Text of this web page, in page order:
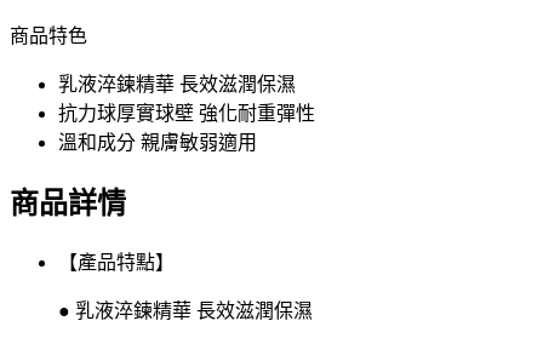
商品特色
乳液淬鍊精華 長效滋潤保濕
抗力球厚實球壁 強化耐重彈性
溫和成分 親膚敏弱適用
商品詳情
【產品特點】
● 乳液淬鍊精華 長效滋潤保濕